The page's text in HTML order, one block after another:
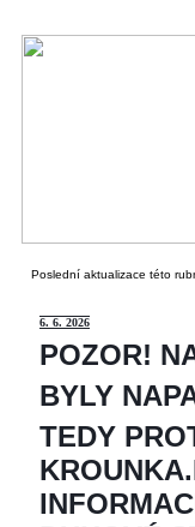
Poslední aktualizace této
6. 6. 2026
POZOR!
BYLY
TEDY